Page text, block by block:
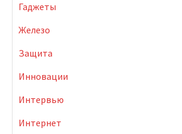
Гаджеты
Железо
Защита
Инновации
Интервью
Интернет